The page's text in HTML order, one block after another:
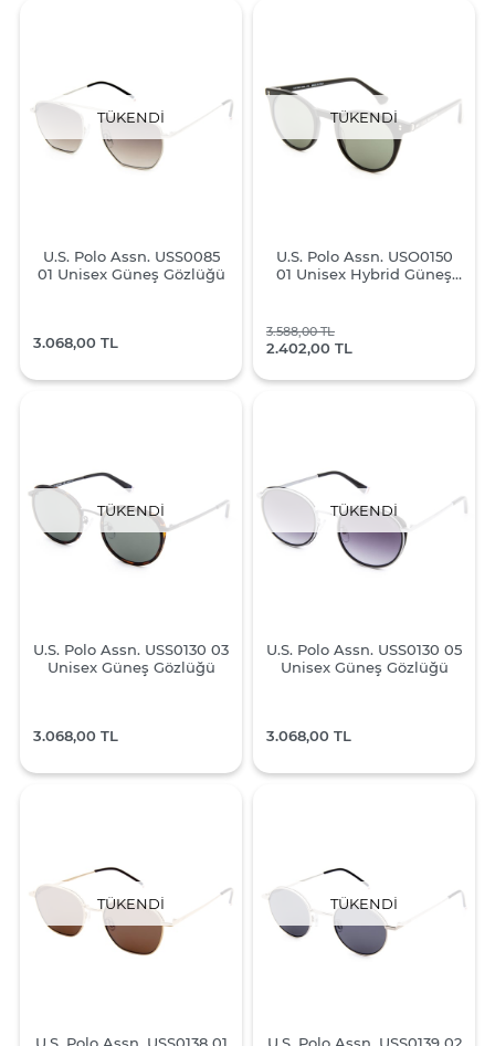
TÜKENDI
U.S. Polo Assn. USS0085
01 Unisex Güneş Gözlüğü
3.068,00 TL
TÜKENDI
U.S. Polo Assn. USO0150
01 Unisex Hybrid Güneş
2.402,00 TL
3.588,00 TL
TÜKENDI
U.S. Polo Assn. USS0130 03
Unisex Güneş Gözlüğü
3.068,00 TL
TÜKENDI
U.S. Polo Assn. USS0130 05
Unisex Güneş Gözlüğü
3.068,00 TL
TÜKENDI
U.S. Polo Assn. USS0138 01
TÜKENDI
U.S. Polo Assn. USS0139 02